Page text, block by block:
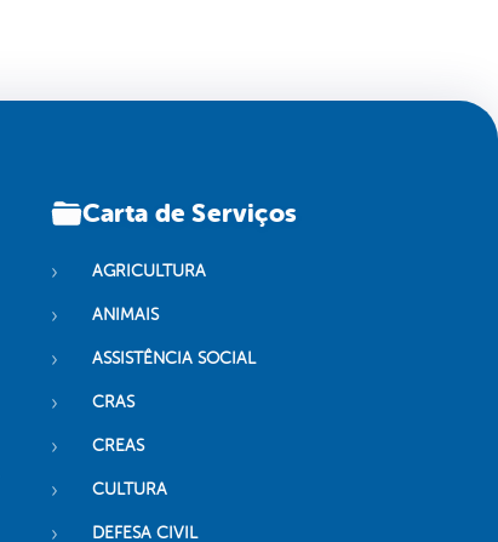
Carta de Serviços
AGRICULTURA
ANIMAIS
ASSISTÊNCIA SOCIAL
CRAS
CREAS
CULTURA
DEFESA CIVIL